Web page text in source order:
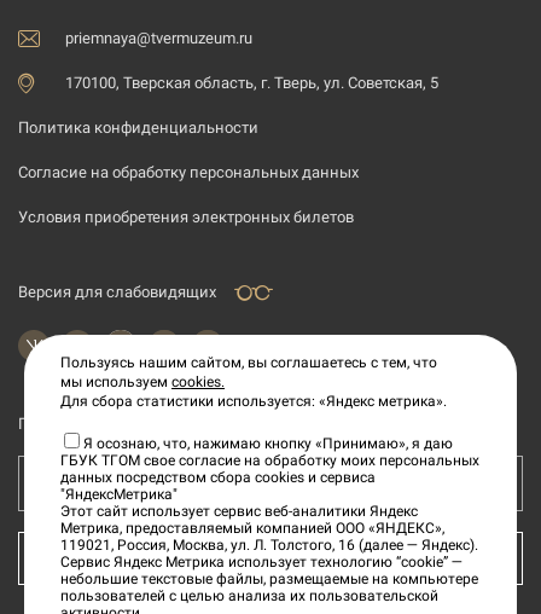
priemnaya@tvermuzeum.ru
170100, Тверская область, г. Тверь, ул. Советская, 5
Политика конфиденциальности
Согласие на обработку персональных данных
Условия приобретения электронных билетов
Версия для слабовидящих
Подпишитесь на рассылку новостей
Ваш e-mail адрес
КУПИТЬ БИЛЕТ
Пользуясь нашим сайтом, вы соглашаетесь с тем, что
мы используем cookies.
Для сбора статистики используется: «Яндекс метрика».
Я осознаю, что, нажимаю кнопку «Принимаю», я даю
ГБУК ТГОМ свое согласие на обработку моих персональных
данных посредством сбора cookies и сервиса
"ЯндексМетрика"
Этот сайт использует сервис веб-аналитики Яндекс
Метрика, предоставляемый компанией ООО «ЯНДЕКС»,
119021, Россия, Москва, ул. Л. Толстого, 16 (далее — Яндекс).
Сервис Яндекс Метрика использует технологию “cookie” —
небольшие текстовые файлы, размещаемые на компьютере
пользователей с целью анализа их пользовательской